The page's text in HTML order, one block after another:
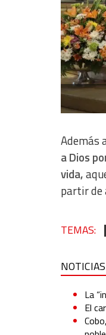
Además
a Dios
vida,
partir de
TEMAS:
La
El